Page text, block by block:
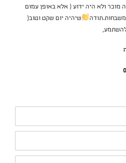
ולא היה ידוע ( אלא באופן עמום
שיהיה יום שקט וטוב(